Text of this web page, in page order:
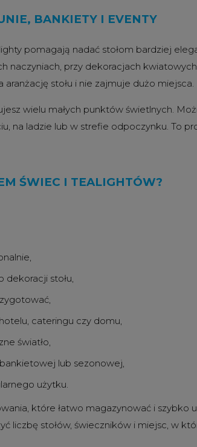
BANKIETY I EVENTY
pomagają nadać stołom bardziej
naczyniach, przy dekoracjach
stołu i nie zajmuje dużo miejsca.
wielu małych punktów świetlnych.
na ladzie lub w strefie odpoczynku. To
ŚWIEC I TEALIGHTÓW?
dekoracji stołu,
cateringu czy domu,
światło,
lub sezonowej,
użytku.
które łatwo magazynować i szybko
liczbę stołów, świeczników i miejsc, w